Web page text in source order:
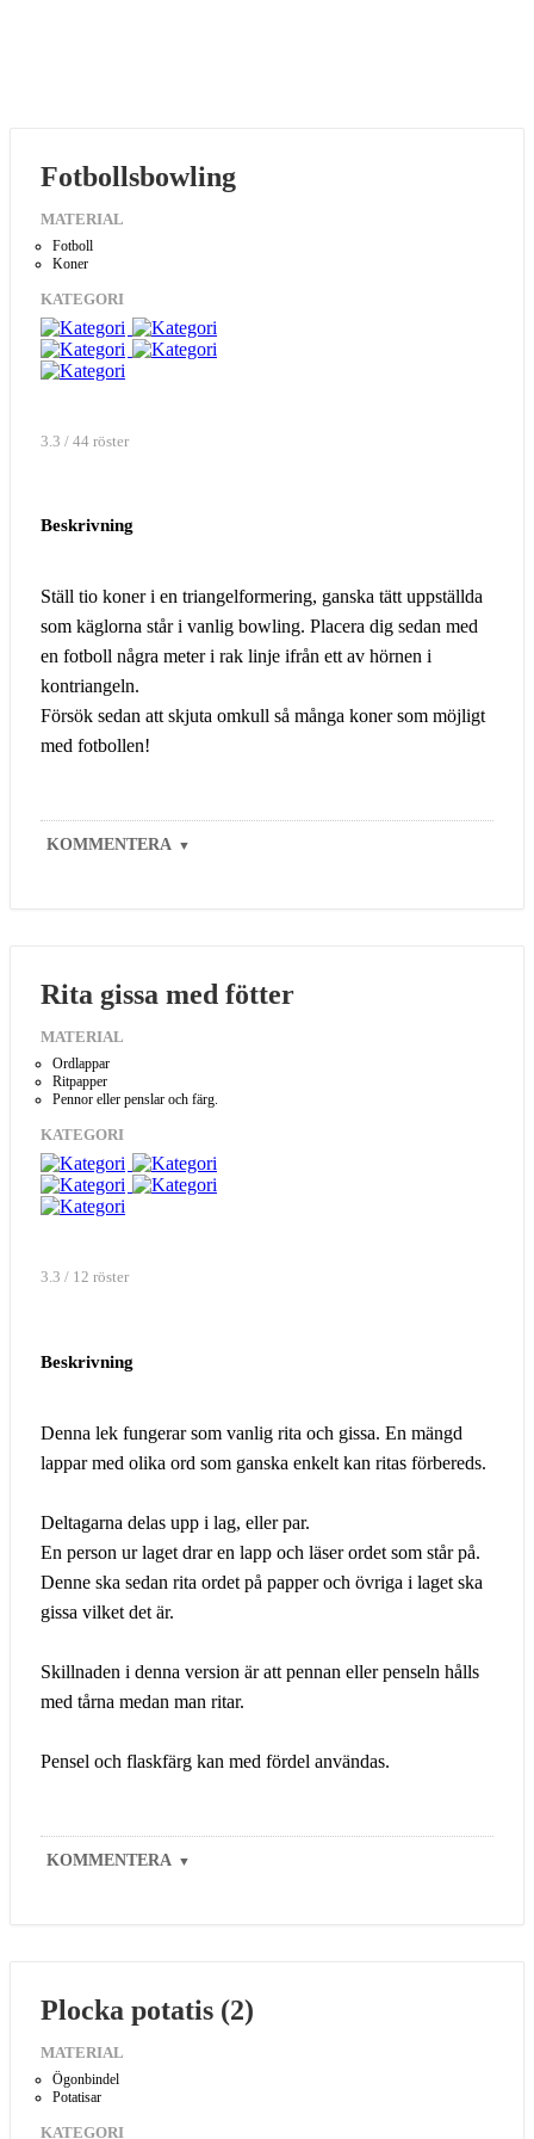
Fotbollsbowling
MATERIAL
Fotboll
Koner
KATEGORI
3.3 / 44 röster
Beskrivning
Ställ tio koner i en triangelformering, ganska tätt uppställda
som käglorna står i vanlig bowling. Placera dig sedan med
en fotboll några meter i rak linje ifrån ett av hörnen i
kontriangeln.
Försök sedan att skjuta omkull så många koner som möjligt
med fotbollen!
KOMMENTERA ▼
Rita gissa med fötter
MATERIAL
Ordlappar
Ritpapper
Pennor eller penslar och färg.
KATEGORI
3.3 / 12 röster
Beskrivning
Denna lek fungerar som vanlig rita och gissa. En mängd
lappar med olika ord som ganska enkelt kan ritas förbereds.
Deltagarna delas upp i lag, eller par.
En person ur laget drar en lapp och läser ordet som står på.
Denne ska sedan rita ordet på papper och övriga i laget ska
gissa vilket det är.
Skillnaden i denna version är att pennan eller penseln hålls
med tårna medan man ritar.
Pensel och flaskfärg kan med fördel användas.
KOMMENTERA ▼
Plocka potatis (2)
MATERIAL
Ögonbindel
Potatisar
KATEGORI